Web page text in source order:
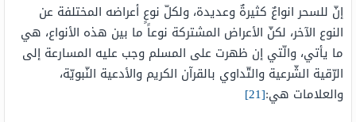
إنّ للسحر انواعٌ كثيرةٌ وعديدة، ولكلّ نوعٍ أعراضه المختلفة عن
النوع الآخر، لكنّ الأعراض المشتركة نوعاً ما بين هذه الأنواع، هي
ما يأتي، والّتي إن ظهرت على المسلم وجب عليه المسارعة إلى
الرّقية الشّرعية والتّداوي بالقرآن الكريم والأدعية النّبويّة،
والعلامات هي:[21]